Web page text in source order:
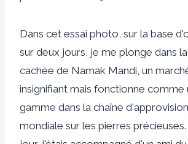
Dans cet essai photo, sur la base
sur deux jours, je me plonge dans
cachée de Namak Mandi, un
insignifiant mais fonctionne comme
gamme dans la chaîne
mondiale sur les pierres